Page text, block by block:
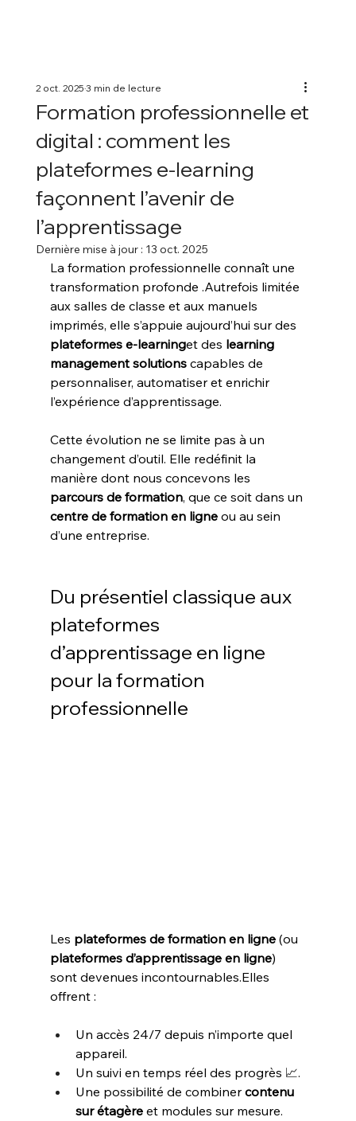
Formation professionnelle et
digital : comment les
plateformes e-learning
façonnent l’avenir de
l’apprentissage
2 oct. 20253 min de lecture
Dernière mise à jour : 13 oct. 2025
La formation professionnelle connaît une
transformation profonde .Autrefois limitée
aux salles de classe et aux manuels
imprimés, elle s’appuie aujourd’hui sur des
plateformes e-learninget des learning
management solutions capables de
personnaliser, automatiser et enrichir
l’expérience d’apprentissage.
Cette évolution ne se limite pas à un
changement d’outil. Elle redéfinit la
manière dont nous concevons les
parcours de formation, que ce soit dans un
centre de formation en ligne ou au sein
d’une entreprise.
Du présentiel classique aux
plateformes
d’apprentissage en ligne
pour la formation
professionnelle
Les plateformes de formation en ligne (ou
plateformes d’apprentissage en ligne)
sont devenues incontournables.Elles
offrent :
Un accès 24/7 depuis n’importe quel
appareil.
Un suivi en temps réel des progrès 📈.
Une possibilité de combiner contenu
sur étagère et modules sur mesure.